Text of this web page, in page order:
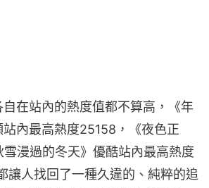
在站內的熱度值都不算高，《年
內最高熱度25158，《夜色正
漫過的冬天》優酷站內最高熱度
讓人找回了一種久違的、純粹的追